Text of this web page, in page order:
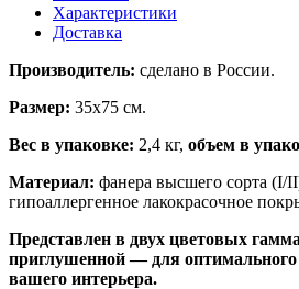
Характеристики
Доставка
Производитель: сделано в России.
Размер: 35х75 см.
Вес в упаковке: 2,4 кг, объем в
Материал: фанера высшего сорта
гипоаллергенное лакокрасочное
Представлен в двух цветовых
приглушенной — для
вашего интерьера.